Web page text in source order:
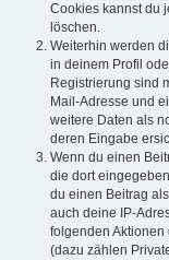
Cookies kannst du
löschen.
Weiterhin werden
in deinem Profil
Registrierung sind
Mail-Adresse und
weitere Daten als
deren Eingabe
Wenn du einen
die dort
du einen Beitrag
auch deine IP-
folgenden
(dazu zählen